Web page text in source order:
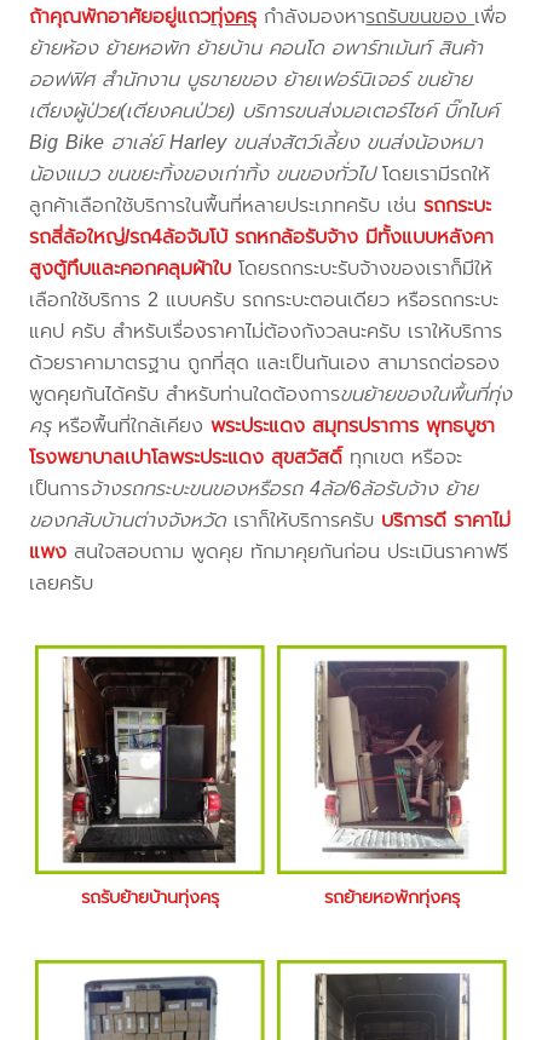
ถ้าคุณพักอาศัยอยู่แถวทุ่งครุ กำลังมองหารถรับขนของเพื่อ
ย้ายห้อง ย้ายหอพัก ย้ายบ้าน คอนโด อพาร์ทเม้นท์ สินค้า
ออฟฟิศ สำนักงาน บูธขายของ ย้ายเฟอร์นิเจอร์ ขนย้าย
เตียงผู้ป่วย(เตียงคนป่วย) บริการขนส่งมอเตอร์ไซค์ บิ๊กไบค์
Big Bike ฮาเล่ย์ Harley ขนส่งสัตว์เลี้ยง ขนส่งน้องหมา
น้องแมว ขนขยะทิ้งของเก่าทิ้ง ขนของทั่วไปโดยเรามีรถให้
ลูกค้าเลือกใช้บริการในพื้นที่หลายประเภทครับ เช่นรถกระบะ
รถสี่ล้อใหญ่/รถ4ล้อจัมโบ้ รถหกล้อรับจ้าง มีทั้งแบบหลังคา
สูงตู้ทึบและคอกคลุมผ้าใบ โดยรถกระบะรับจ้างของเราก็มีให้
เลือกใช้บริการ 2 แบบครับ รถกระบะตอนเดียว หรือรถกระบะ
แคป ครับ สำหรับเรื่องราคาไม่ต้องกังวลนะครับ เราให้บริการ
ด้วยราคามาตรฐาน ถูกที่สุด และเป็นกันเอง สามารถต่อรอง
พูดคุยกันได้ครับ สำหรับท่านใดต้องการขนย้ายของในพื้นที่ทุ่ง
ครุหรือพื้นที่ใกล้เคียงพระประแดง สมุทรปราการ พุทธบูชา
โรงพยาบาลเปาโลพระประแดง สุขสวัสดิ์ทุกเขต หรือจะ
เป็นการจ้างรถกระบะขนของหรือรถ 4ล้อ/6ล้อรับจ้าง ย้าย
ของกลับบ้านต่างจังหวัด เราก็ให้บริการครับ บริการดี ราคาไม่
แพง สนใจสอบถาม พูดคุย ทักมาคุยกันก่อน ประเมินราคาฟรี
เลยครับ
รถรับย้ายบ้านทุ่งครุ รถย้ายหอพักทุ่งครุ